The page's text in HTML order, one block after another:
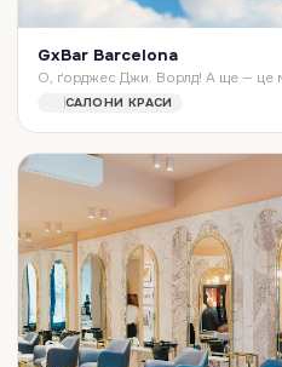
GxBar Barcelona
САЛОНИ КРАСИ